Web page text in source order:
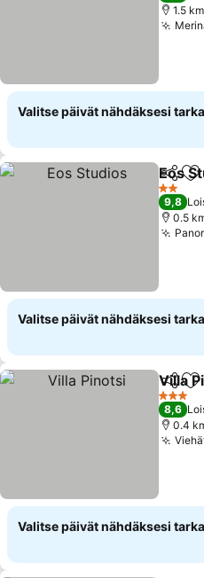
1.5
Valitse päivät nähdäksesi
Jaa
Eos
2
9,8
0.5
Valitse päivät nähdäksesi
Jaa
Villa
3
8,6
0.4
Valitse päivät nähdäksesi